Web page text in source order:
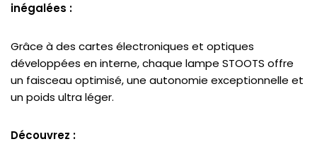
inégalées :
Grâce à des cartes électroniques et optiques
développées en interne, chaque lampe STOOTS offre
un faisceau optimisé, une autonomie exceptionnelle et
un poids ultra léger.
Découvrez :